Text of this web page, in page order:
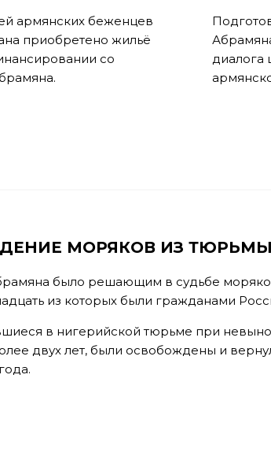
армянских беженцев
приобретено жильё
со
диалога
МОРЯКОВ ИЗ
было решающим в судьбе
из которых были гражданами
в нигерийской тюрьме при
двух лет, были освобождены и